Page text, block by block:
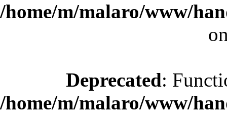
/home/m/malaro/www/
Deprecated:
/home/m/malaro/www/